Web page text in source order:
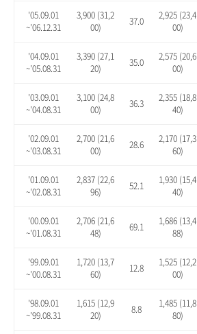
'05.09.01
~'06.12.31
3,900 (31,2
00)
37.0
2,925 (23,4
00)
'04.09.01
~'05.08.31
3,390 (27,1
20)
35.0
2,575 (20,6
00)
'03.09.01
~'04.08.31
3,100 (24,8
00)
36.3
2,355 (18,8
40)
'02.09.01
~'03.08.31
2,700 (21,6
00)
28.6
2,170 (17,3
60)
'01.09.01
~'02.08.31
2,837 (22,6
96)
52.1
1,930 (15,4
40)
'00.09.01
~'01.08.31
2,706 (21,6
48)
69.1
1,686 (13,4
88)
'99.09.01
~'00.08.31
1,720 (13,7
60)
12.8
1,525 (12,2
00)
'98.09.01
~'99.08.31
1,615 (12,9
20)
8.8
1,485 (11,8
80)